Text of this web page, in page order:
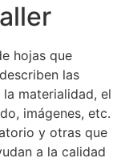
hojas que
las
materialidad, el
imágenes, etc.
y otras que
a la calidad